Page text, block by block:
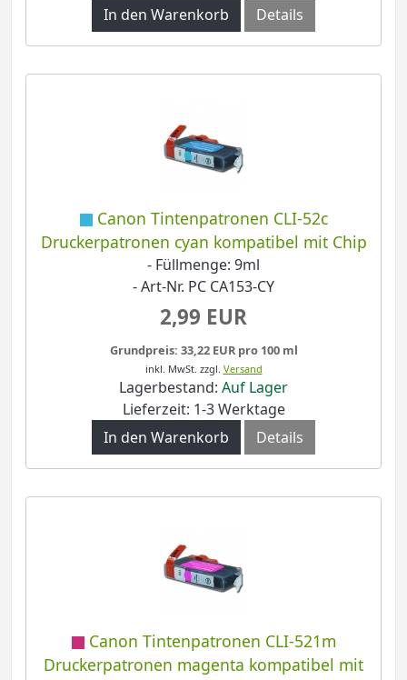
In den Warenkorb
Details
Canon Tintenpatronen CLI-52c
Druckerpatronen cyan kompatibel mit Chip
- Füllmenge: 9ml
- Art-Nr. PC CA153-CY
2,99 EUR
Grundpreis: 33,22 EUR pro 100 ml
inkl. MwSt. zzgl. Versand
Lagerbestand: Auf Lager
Lieferzeit: 1-3 Werktage
In den Warenkorb
Details
Canon Tintenpatronen CLI-521m
Druckerpatronen magenta kompatibel mit